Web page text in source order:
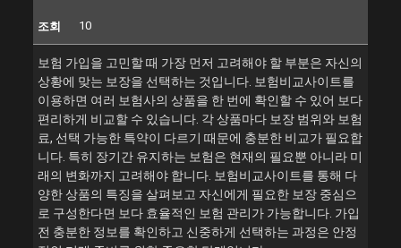
조회 10
보험 가입을 고민할 때 가장 먼저 고려해야 할 부분은 자신의
상황에 맞는 보장을 선택하는 것입니다. 보험비교사이트를
이용하면 여러 보험사의 상품을 한 번에 확인할 수 있어 보다
편리하게 비교할 수 있습니다. 각 상품마다 보장 범위와 보험
료, 선택 가능한 특약이 다르기 때문에 충분한 비교가 필요합
니다. 특히 장기간 유지하는 보험은 현재의 필요뿐 아니라 미
래의 변화까지 고려해야 합니다. 보험비교사이트를 통해 다
양한 상품의 특징을 살펴보고 자신에게 필요한 보장 중심으
로 구성한다면 보다 효율적인 보험 관리가 가능합니다. 가입
전 충분한 정보를 확인하고 신중하게 선택하는 과정은 안정